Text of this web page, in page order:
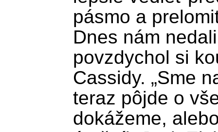
pásmo a
Dnes nám
povzdychol si
Cassidy. „Sme
teraz pôjde o
dokážeme,